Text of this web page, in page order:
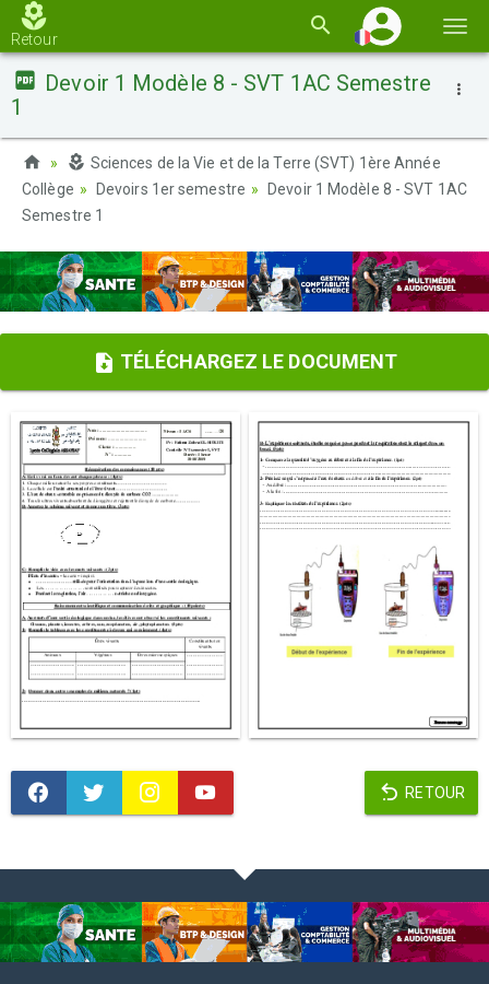
la
Retour
Devoir 1 Modèle 8 - SVT 1AC Semestre
1
Sciences de la Vie et de la Terre (SVT) 1ère Année
Collège
Devoirs 1er semestre
Devoir 1 Modèle 8 - SVT 1AC
Semestre 1
TÉLÉCHARGEZ LE DOCUMENT
RETOUR